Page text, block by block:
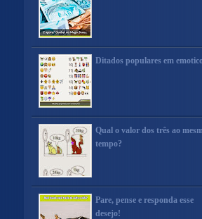
Ditados populares em
Qual o valor dos três ao
tempo?
Pare, pense e responda esse
desejo!